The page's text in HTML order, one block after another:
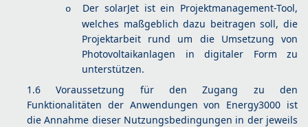
o
Der solarJet ist ein Projektmanagement-Tool,
welches maßgeblich dazu beitragen soll, die
Projektarbeit rund um die Umsetzung von
Photovoltaikanlagen in digitaler Form zu
unterstützen.
1.6 Voraussetzung für den Zugang zu den
Funktionalitäten der Anwendungen von Energy3000 ist
die Annahme dieser Nutzungsbedingungen in der jeweils